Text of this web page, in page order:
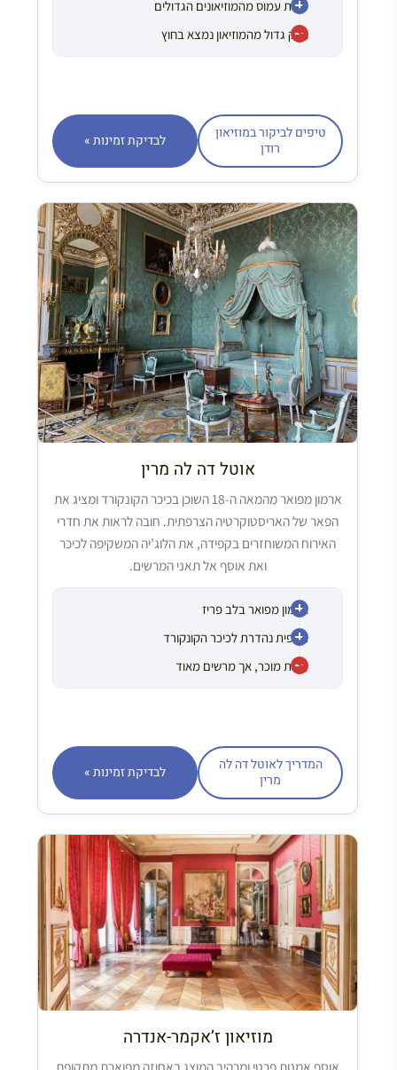
פחות עמוס מהמוזיאונים הגדולים
חלק גדול מהמוזיאון נמצא בחוץ
טיפים לביקור במוזיאון
רודן
לבדיקת זמינות »
אוטל דה לה מרין
ארמון מפואר בלב פריז
תצפית נהדרת לכיכר הקונקורד
פחות מוכר, אך מרשים מאוד
ארמון מפואר מהמאה ה-18 השוכן בכיכר הקונקורד ומציג את
הפאר של האריסטוקרטיה הצרפתית. חובה לראות את חדרי
האירוח המשוחזרים בקפידה, את הלוג’יה המשקיפה לכיכר
ואת אוסף אל תאני המרשים.
המדריך לאוטל דה לה
מרין
לבדיקת זמינות »
מוזיאון ז’אקמר-אנדרה
אוסף אמנות פרטי ומרהיב המוצג באחוזה מפוארת מתקופת